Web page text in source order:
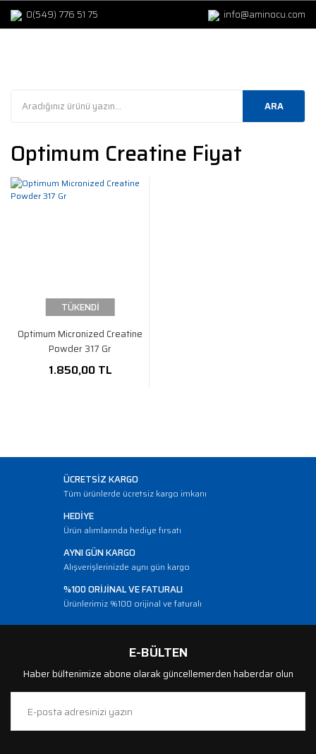
0(549) 776 51 75 info@aminocu.com
ARA
Optimum Creatine Fiyat
TÜKENDİ
Optimum Micronized Creatine
Powder 317 Gr
1.850,00 TL
ÜCRETSİZ KARGO
Tüm ürünlerde ücretsiz kargo imkanı
HEDİYE
Ürün alımlarında hediye fırsatı
AYNI GÜN KARGO
Alışverişlerinizde aynı gün kargo
%100 ORİJİNAL VE FATURALI
Ürünlerimiz %100 orijinal ve faturalı
E-BÜLTEN
Haber bültenimize abone olarak güncellemerden haberdar olun